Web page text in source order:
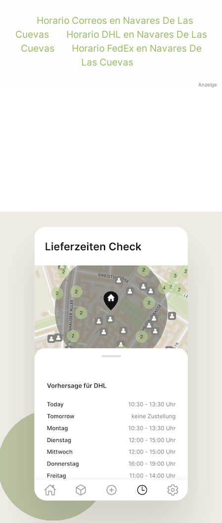
Horario Correos en Navares De Las
Cuevas
Horario DHL en Navares De Las
Cuevas
Horario FedEx en Navares De
Las Cuevas
Anzeige